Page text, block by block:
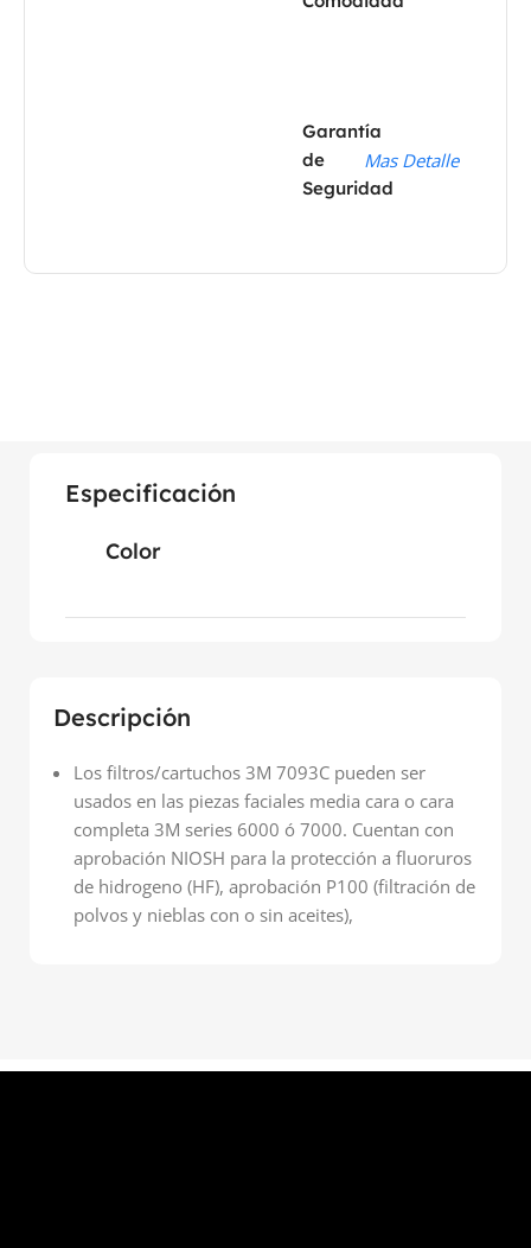
Garantía
de
Seguridad
Mas Detalle
Descripción
Los filtros/cartuchos 3M 7093C pueden ser
usados en las piezas faciales media cara o cara
completa 3M series 6000 ó 7000. Cuentan con
aprobación NIOSH para la protección a fluoruros
de hidrogeno (HF), aprobación P100 (filtración de
polvos y nieblas con o sin aceites),
Especificación
Color